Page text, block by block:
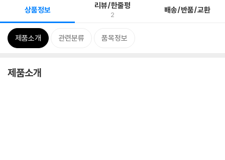
상품정보 리뷰/한줄평
2 배송/반품/교환
제품소개 관련분류 품목정보
제품소개